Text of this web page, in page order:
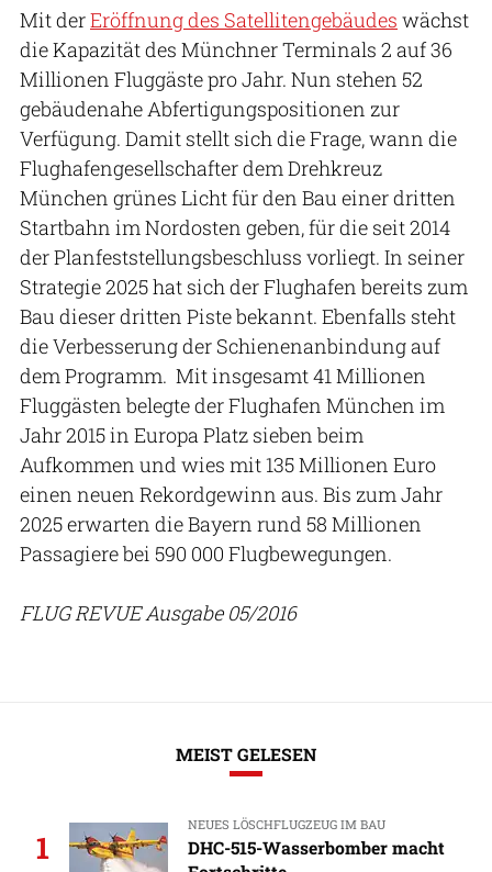
Mit derEröffnung des Satellitengebäudes wächst
die Kapazität des Münchner Terminals 2 auf 36
Millionen Fluggäste pro Jahr. Nun stehen 52
gebäudenahe Abfertigungspositionen zur
Verfügung. Damit stellt sich die Frage, wann die
Flughafengesellschafter dem Drehkreuz
München grünes Licht für den Bau einer dritten
Startbahn im Nordosten geben, für die seit 2014
der Planfeststellungsbeschluss vorliegt. In seiner
Strategie 2025 hat sich der Flughafen bereits zum
Bau dieser dritten Piste bekannt. Ebenfalls steht
die Verbesserung der Schienenanbindung auf
dem Programm. Mit insgesamt 41 Millionen
Fluggästen belegte der Flughafen München im
Jahr 2015 in Europa Platz sieben beim
Aufkommen und wies mit 135 Millionen Euro
einen neuen Rekordgewinn aus. Bis zum Jahr
2025 erwarten die Bayern rund 58 Millionen
Passagiere bei 590 000 Flugbewegungen.
FLUG REVUE Ausgabe 05/2016
MEIST GELESEN
1
NEUES LÖSCHFLUGZEUG IM BAU
DHC-515-Wasserbomber macht